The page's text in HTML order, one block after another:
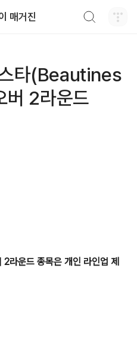
매거진
타(Beautines
버 2라운드
라운드 종목은 개인 라인업 제